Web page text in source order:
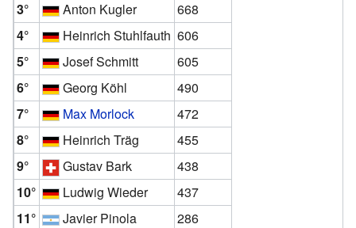
3° Anton Kugler
668
4°
Heinrich Stuhlfauth 606
5°
Josef Schmitt
605
6°
Georg Köhl
490
7°
Max Morlock
472
8°
Heinrich Träg
455
9°
Gustav Bark
438
10°
Ludwig Wieder
437
11°
Javier Pinola 286